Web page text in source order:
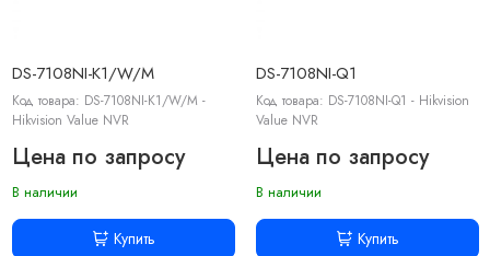
DS-7108NI-K1/W/M
Код товара: DS-7108NI-K1/W/M -
Hikvision Value NVR
Цена по запросу
В наличии
Купить
DS-7108NI-Q1
Код товара: DS-7108NI-Q1 - Hikvision
Value NVR
Цена по запросу
В наличии
Купить